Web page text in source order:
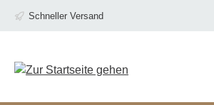
Zur Hauptnavigation
Schneller Versand